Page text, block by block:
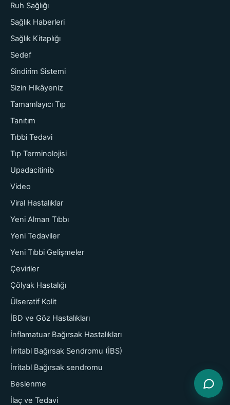
Ruh Sağlığı
Sağlık Haberleri
Sağlık Kitaplığı
Sedef
Sindirim Sistemi
Sizin Hikâyeniz
Tamamlayıcı Tıp
Tanıtım
Tıbbi Tedavi
Tıp Terminolojisi
Upadacitinib
Video
Viral Hastalıklar
Yeni Alman Tıbbı
Yeni Tedaviler
Yeni Tıbbi Gelişmeler
Çeviriler
Çölyak Hastalığı
Ülseratif Kolit
İBD ve Göz Hastalıkları
İnflamatuar Bağırsak Hastalıkları
İrritabl Bağırsak Sendromu (İBS)
İrritabl Bağırsak sendromu
Beslenme
İlaç ve Tedavi